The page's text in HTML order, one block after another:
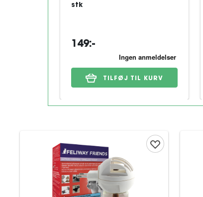
stk
149:-
TILFØJ TIL KURV